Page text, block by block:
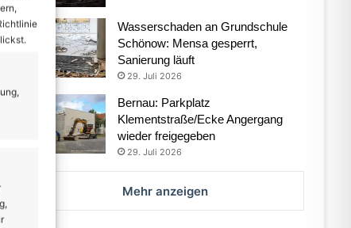
Wasserschaden an Grundschule
Schönow: Mensa gesperrt,
Sanierung läuft
29. Juli 2026
Bernau: Parkplatz
Klementstraße/Ecke Angergang
wieder freigegeben
29. Juli 2026
Mehr anzeigen